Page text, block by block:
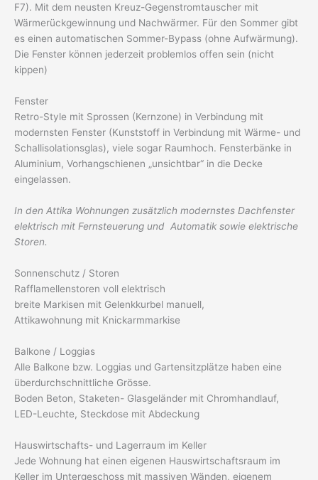
F7). Mit dem neusten Kreuz-Gegenstromtauscher mit
Wärmerückgewinnung und Nachwärmer. Für den Sommer gibt
es einen automatischen Sommer-Bypass (ohne Aufwärmung).
Die Fenster können jederzeit problemlos offen sein (nicht
kippen)
Fenster
Retro-Style mit Sprossen (Kernzone) in Verbindung mit
modernsten Fenster (Kunststoff in Verbindung mit Wärme- und
Schallisolationsglas), viele sogar Raumhoch. Fensterbänke in
Aluminium, Vorhangschienen „unsichtbar“ in die Decke
eingelassen.
In den Attika Wohnungen zusätzlich modernstes Dachfenster
elektrisch mit Fernsteuerung und Automatik sowie elektrische
Storen.
Sonnenschutz / Storen
Rafflamellenstoren voll elektrisch
breite Markisen mit Gelenkkurbel manuell,
Attikawohnung mit Knickarmmarkise
Balkone / Loggias
Alle Balkone bzw. Loggias und Gartensitzplätze haben eine
überdurchschnittliche Grösse.
Boden Beton, Staketen- Glasgeländer mit Chromhandlauf,
LED-Leuchte, Steckdose mit Abdeckung
Hauswirtschafts- und Lagerraum im Keller
Jede Wohnung hat einen eigenen Hauswirtschaftsraum im
Keller im Untergeschoss mit massiven Wänden, eigenem